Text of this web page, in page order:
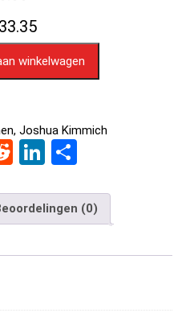
winkelwagen
,Joshua Kimmich
R
d
di
t
Li
ke
dI
n
e
n
(0)